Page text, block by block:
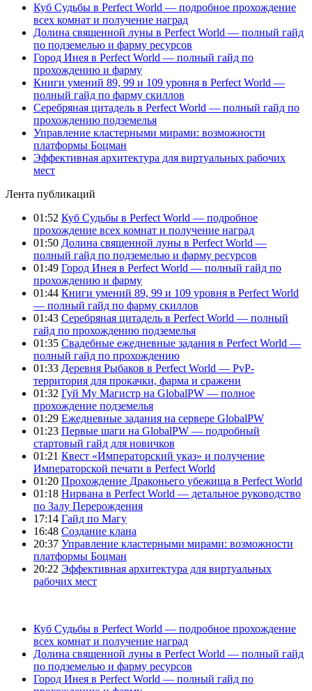
Куб Судьбы в Perfect World — подробное прохождение
всех комнат и получение наград
Долина священной луны в Perfect World — полный гайд
по подземелью и фарму ресурсов
Город Инея в Perfect World — полный гайд по
прохождению и фарму
Книги умений 89, 99 и 109 уровня в Perfect World —
полный гайд по фарму скиллов
Серебряная цитадель в Perfect World — полный гайд по
прохождению подземелья
Управление кластерными мирами: возможности
платформы Боцман
Эффективная архитектура для виртуальных рабочих
мест
Лента публикаций
01:52 Куб Судьбы в Perfect World — подробное
прохождение всех комнат и получение наград
01:50 Долина священной луны в Perfect World —
полный гайд по подземелью и фарму ресурсов
01:49 Город Инея в Perfect World — полный гайд по
прохождению и фарму
01:44 Книги умений 89, 99 и 109 уровня в Perfect World
— полный гайд по фарму скиллов
01:43 Серебряная цитадель в Perfect World — полный
гайд по прохождению подземелья
01:35 Свадебные ежедневные задания в Perfect World —
полный гайд по прохождению
01:33 Деревня Рыбаков в Perfect World — PvP-
территория для прокачки, фарма и сражени
01:32 Гуй Му Магистр на GlobalPW — полное
прохождение подземелья
01:29 Ежедневные задания на сервере GlobalPW
01:23 Первые шаги на GlobalPW — подробный
стартовый гайд для новичков
01:21 Квест «Императорский указ» и получение
Императорской печати в Perfect World
01:20 Прохождение Драконьего убежища в Perfect World
01:18 Нирвана в Perfect World — детальное руководство
по Залу Перерождения
17:14 Гайд по Магу
16:48 Создание клана
20:37 Управление кластерными мирами: возможности
платформы Боцман
20:22 Эффективная архитектура для виртуальных
рабочих мест
Куб Судьбы в Perfect World — подробное прохождение
всех комнат и получение наград
Долина священной луны в Perfect World — полный гайд
по подземелью и фарму ресурсов
Город Инея в Perfect World — полный гайд по